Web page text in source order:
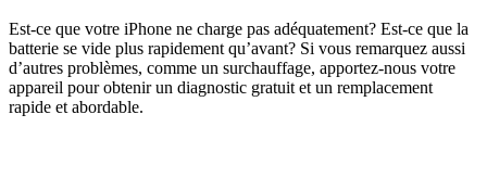
Est-ce que votre iPhone ne charge pas adéquatement? Est-ce que la
batterie se vide plus rapidement qu’avant? Si vous remarquez aussi
d’autres problèmes, comme un surchauffage, apportez-nous votre
appareil pour obtenir un diagnostic gratuit et un remplacement
rapide et abordable.